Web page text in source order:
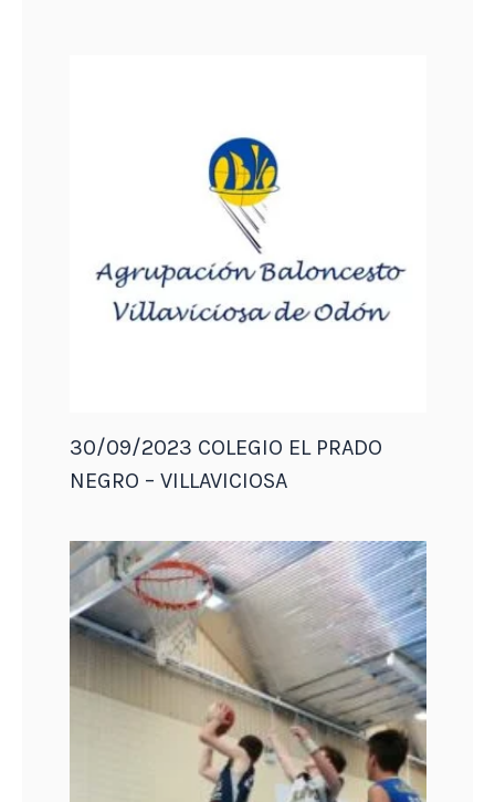
30/09/2023 COLEGIO EL PRADO
NEGRO – VILLAVICIOSA